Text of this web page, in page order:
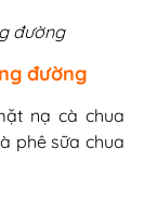
đường
đường
nạ cà chua
phê sữa chua